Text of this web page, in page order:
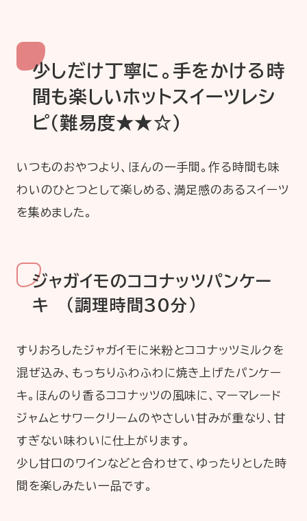
少しだけ丁寧に。手をかける時
間も楽しいホットスイーツレシ
ピ（難易度★★☆）
いつものおやつより、ほんの一手間。作る時間も味
わいのひとつとして楽しめる、満足感のあるスイーツ
を集めました。
ジャガイモのココナッツパンケー
キ （調理時間30分）
すりおろしたジャガイモに米粉とココナッツミルクを
混ぜ込み、もっちりふわふわに焼き上げたパンケー
キ。ほんのり香るココナッツの風味に、マーマレード
ジャムとサワークリームのやさしい甘みが重なり、甘
すぎない味わいに仕上がります。
少し甘口のワインなどと合わせて、ゆったりとした時
間を楽しみたい一品です。